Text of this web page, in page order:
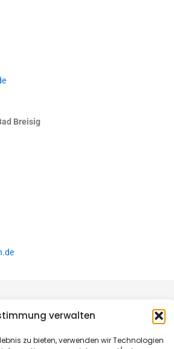
verwalten
zu bieten, verwenden wir Technologien
Breisig